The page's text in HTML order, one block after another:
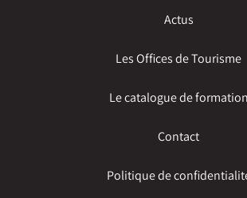
Actus
Les Offices de Tourisme
Le catalogue de formation
Contact
Politique de